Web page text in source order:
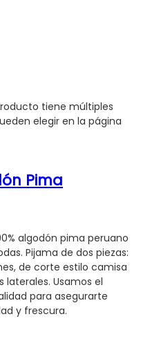
tiene múltiples
elegir en la página
Pima
algodón pima peruano
Pijama de dos piezas:
de corte estilo camisa
laterales. Usamos el
para asegurarte
y frescura.